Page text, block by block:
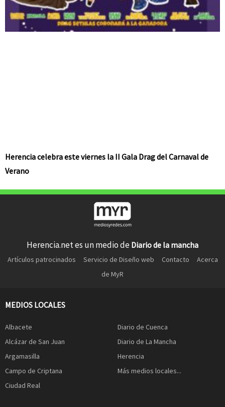
Herencia celebra este viernes la II Gala Drag del Carnaval de
Verano
Herencia.net es un medio de Diario de la mancha
Artículos patrocinados Servicio de Diseño web Contacto
Acerca
de MyR
MEDIOS LOCALES
Albacete
Alcázar de San Juan
Argamasilla
Campo de Criptana
Ciudad Real
Diario de Cuenca
Diario de La Mancha
Herencia
Más medios locales...